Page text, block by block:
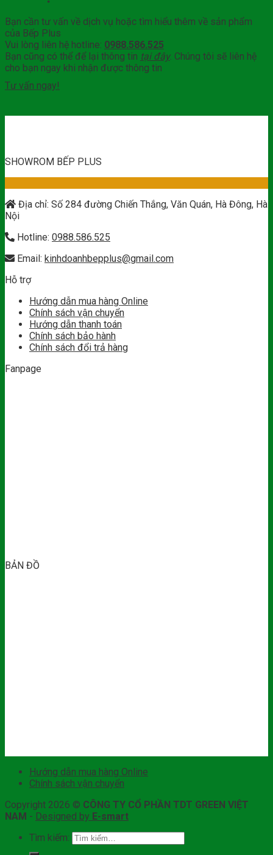
Bạn cần tư vấn về dịch vụ hoặc tìm hiểu thêm về sản phẩm
của Bếp Plus
Vui lòng liên hệ hotline: 0988.586.525
Bạn cũng có thể để lại thông tin tại đây. Chúng tôi sẽ liên hệ
cho bạn ngay khi nhận được thông tin
Tư vấn ngay!
SHOWROM BẾP PLUS
Địa chỉ: Số 284 đường Chiến Thắng, Văn Quán, Hà Đông, Hà
Nội
Hotline: 0988.586.525
Email: kinhdoanhbepplus@gmail.com
Hỗ trợ
Hướng dẫn mua hàng Online
Chính sách vận chuyển
Hướng dẫn thanh toán
Chính sách bảo hành
Chính sách đổi trả hàng
Fanpage
BẢN ĐỒ
Hướng dẫn mua hàng Online
Chính sách vận chuyển
Copyright 2026 © CÔNG TY CỔ PHẦN TDT GREEN VIỆT
NAM - Designed by E-smart
Tìm kiếm: